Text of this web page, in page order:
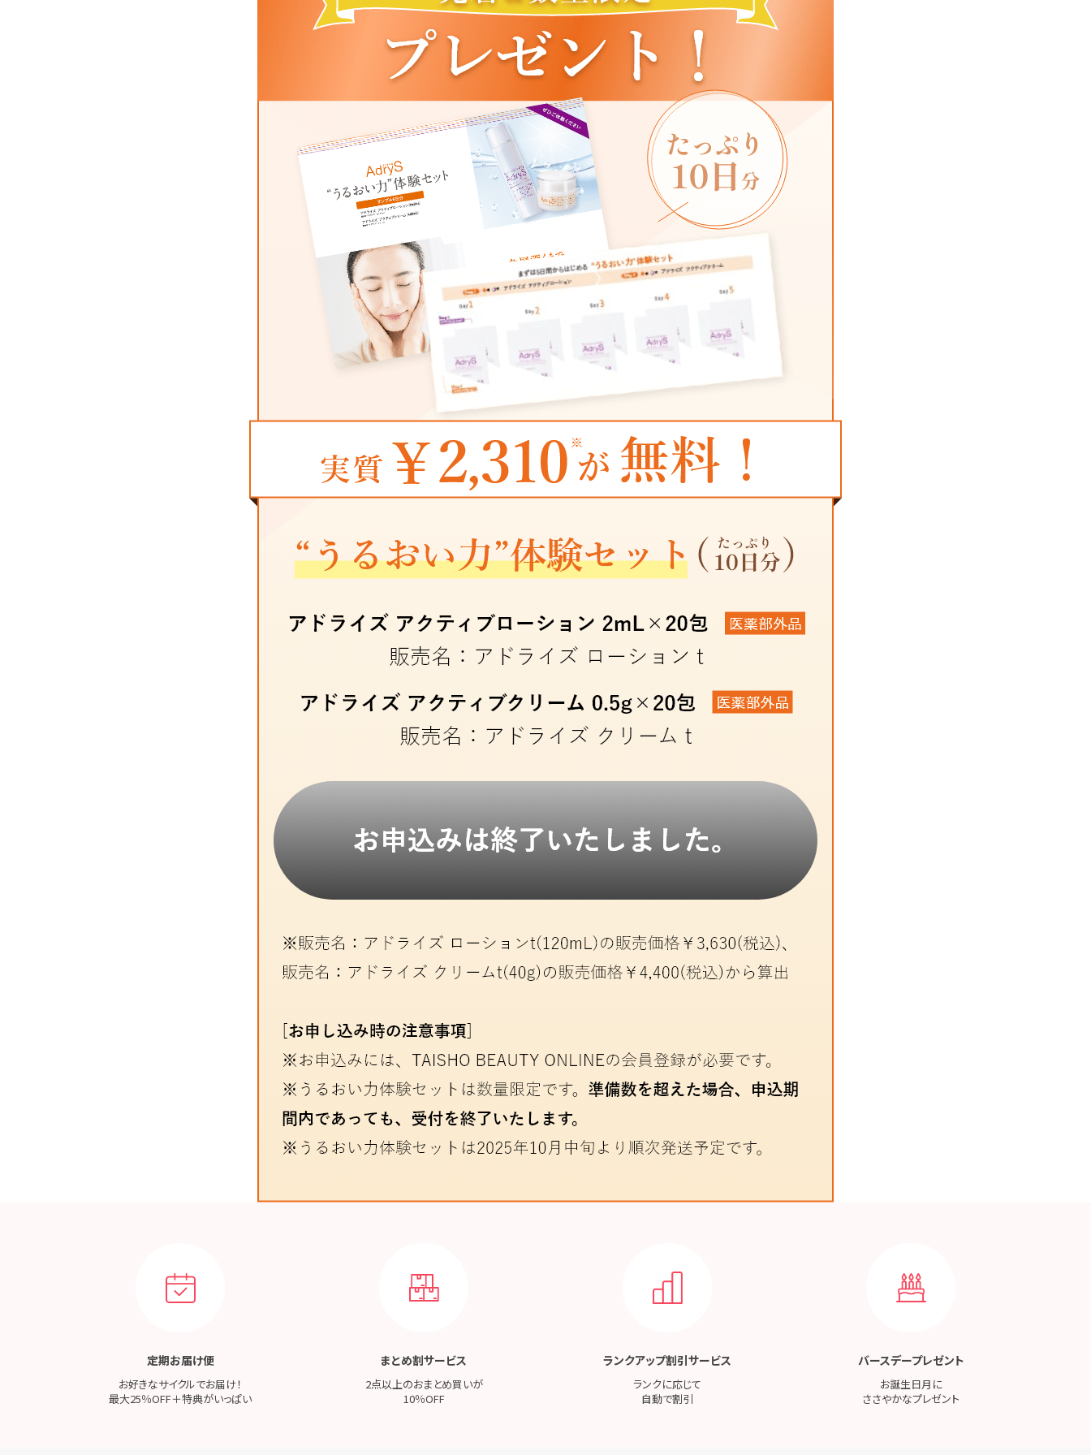
定期お届け便
お好きなサイクルでお届け！
最大25％OFF＋特典がいっぱい
まとめ割サービス
2点以上のおまとめ買いが
10％OFF
ランクアップ割引サービス
ランクに応じて
自動で割引
バースデープレゼント
お誕生日月に
ささやかなプレゼント